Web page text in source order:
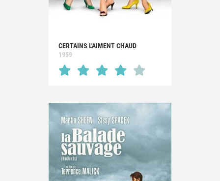
CERTAINS L'AIMENT CHAUD
1959